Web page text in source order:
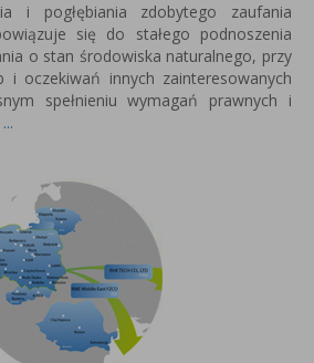
i pogłębiania zdobytego zaufania
się do stałego podnoszenia
o stan środowiska naturalnego, przy
i oczekiwań innych zainteresowanych
spełnieniu wymagań prawnych i